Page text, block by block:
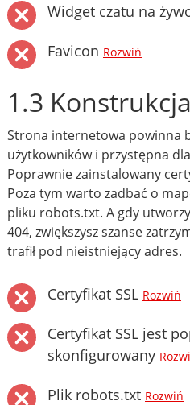
Widget czatu na
Favicon Rozwiń
1.3
Strona internetowa powinna
użytkowników i przystępna
Poprawnie zainstalowany
Poza tym warto zadbać o
pliku robots.txt. A gdy
404, zwiększysz szanse
trafił pod nieistniejący adres.
Certyfikat SSL Rozwiń
Certyfikat SSL jest
skonfigurowany
Plik robots.txt Rozwiń